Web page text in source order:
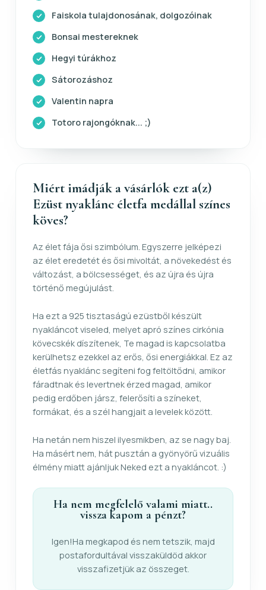
Faiskola tulajdonosának, dolgozóinak
Bonsai mestereknek
Hegyi túrákhoz
Sátorozáshoz
Valentin napra
Totoro rajongóknak... ;)
Miért imádják a vásárlók ezt a(z)
Ezüst nyaklánc életfa medállal színes
köves?
Az élet fája ősi szimbólum. Egyszerre jelképezi
az élet eredetét és ősi mivoltát, a növekedést és
változást, a bölcsességet, és az újra és újra
történő megújulást.
Ha ezt a 925 tisztaságú ezüstből készült
nyakláncot viseled, melyet apró színes cirkónia
kövecskék díszítenek, Te magad is kapcsolatba
kerülhetsz ezekkel az erős, ősi energiákkal. Ez az
életfás nyaklánc segíteni fog feltöltődni, amikor
fáradtnak és levertnek érzed magad, amikor
pedig erdőben jársz, felerősíti a színeket,
formákat, és a szél hangjait a levelek között.
Ha netán nem hiszel ilyesmikben, az se nagy baj.
Ha másért nem, hát pusztán a gyönyörű vizuális
élmény miatt ajánljuk Neked ezt a nyakláncot. :)
Ha nem megfelelő valami miatt..
vissza kapom a pénzt?
Igen!Ha megkapod és nem tetszik, majd
postafordultával visszaküldöd akkor
visszafizetjük az összeget.